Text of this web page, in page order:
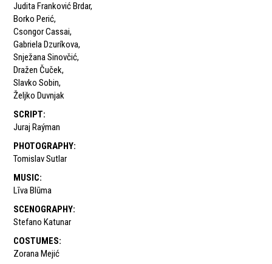
Judita Franković Brdar,
Borko Perić,
Csongor Cassai,
Gabriela Dzuríkova,
Snježana Sinovčić,
Dražen Čuček,
Slavko Sobin,
Željko Duvnjak
SCRIPT:
Juraj Raýman
PHOTOGRAPHY:
Tomislav Sutlar
MUSIC:
Līva Blūma
SCENOGRAPHY:
Stefano Katunar
COSTUMES:
Zorana Mejić